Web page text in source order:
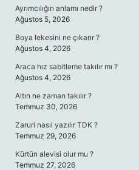
Ayrımcılığın anlamı nedir ?
Ağustos 5, 2026
Boya lekesini ne çıkarır ?
Ağustos 4, 2026
Araca hız sabitleme takılır mı ?
Ağustos 4, 2026
Altın ne zaman takılır ?
Temmuz 30, 2026
Zaruri nasıl yazılır TDK ?
Temmuz 29, 2026
Kürtün alevisi olur mu ?
Temmuz 27, 2026